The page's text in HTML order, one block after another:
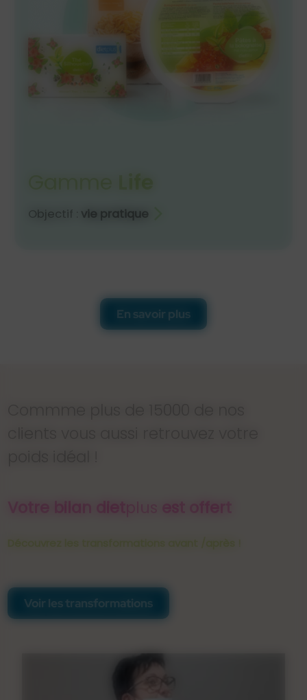
Gamme Life
Objectif : vie pratique
En savoir plus
Votre bilan dietplus est offert
Voir les transformations